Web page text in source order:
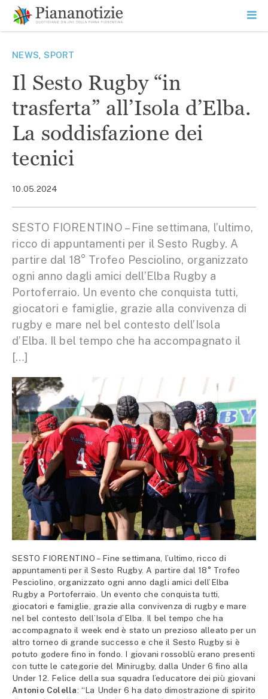
contenuto
SEARCH
NEWS ,SPORT
Il Sesto Rugby “in
trasferta” all’Isola d’Elba.
La soddisfazione dei
tecnici
10.05.2024
SESTO FIORENTINO – Fine settimana, l’ultimo,
ricco di appuntamenti per il Sesto Rugby. A
partire dal 18° Trofeo Pesciolino, organizzato
ogni anno dagli amici dell’Elba Rugby a
Portoferraio. Un evento che conquista tutti,
giocatori e famiglie, grazie alla convivenza di
rugby e mare nel bel contesto dell’Isola
d’Elba. Il bel tempo che ha accompagnato il
[…]
SESTO FIORENTINO – Fine settimana, l’ultimo, ricco di
appuntamenti per il Sesto Rugby. A partire dal 18° Trofeo
Pesciolino, organizzato ogni anno dagli amici dell’Elba
Rugby a Portoferraio. Un evento che conquista tutti,
giocatori e famiglie, grazie alla convivenza di rugby e mare
nel bel contesto dell’Isola d’Elba. Il bel tempo che ha
accompagnato il week end è stato un prezioso alleato per un
altro torneo di grande successo e che il Sesto Rugby si è
potuto godere fino in fondo. I giovani rossoblù erano presenti
con tutte le categorie del Minirugby, dalla Under 6 fino alla
Under 12. Felice della sua squadra l’educatore dei più giovani
Antonio Colella: “La Under 6 ha dato dimostrazione di spirito